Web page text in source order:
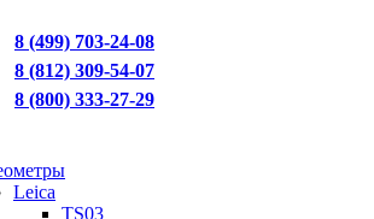
8 (499) 703-24-08
8 (812) 309-54-07
8 (800) 333-27-29
Leica
TS03